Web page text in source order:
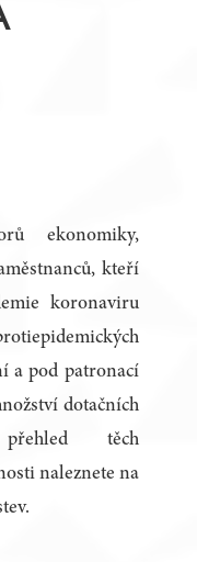
ekonomiky,
kteří
koronaviru
a pod patronací
dotačních
těch
naleznete na